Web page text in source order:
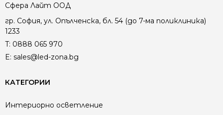
Сфера Лайт ООД
гр. София, ул. Опълченска, бл. 54 (до 7-ма поликлиника)
1233
T: 0888 065 970
E: sales@led-zona.bg
КАТЕГОРИИ
Интериорно осветление